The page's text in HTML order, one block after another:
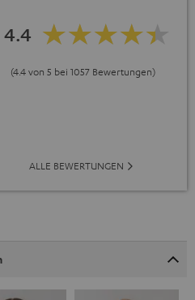
4.4
(4.4 von 5 bei 1057 Bewertungen)
ALLE BEWERTUNGEN